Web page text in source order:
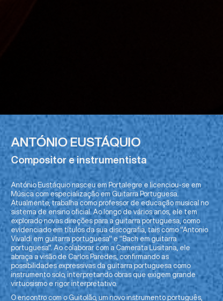
ANTÓNIO EUSTÁQUIO
Compositor e instrumentista
António Eustáquio nasceu em Portalegre e licenciou-se em
Música com especialização em Guitarra Portuguesa.
Atualmente, trabalha como professor de educação musical no
sistema de ensino oficial. Ao longo de vários anos, ele tem
explorado novas direções para a guitarra portuguesa, como
evidenciado em títulos da sua discografia, tais como "Antonio
Vivaldi em guitarra portuguesa" e "Bach em guitarra
portuguesa". Ao colaborar com a Camerata Lusitana, ele
abraça a visão de Carlos Paredes, confirmando as
possibilidades expressivas da guitarra portuguesa como
instrumento solo, interpretando obras que exigem grande
virtuosismo e rigor interpretativo.
O encontro com o Guitolão, um novo instrumento português,